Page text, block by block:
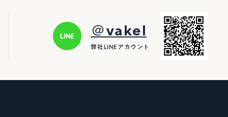
＠vakel
弊社LINEアカウント